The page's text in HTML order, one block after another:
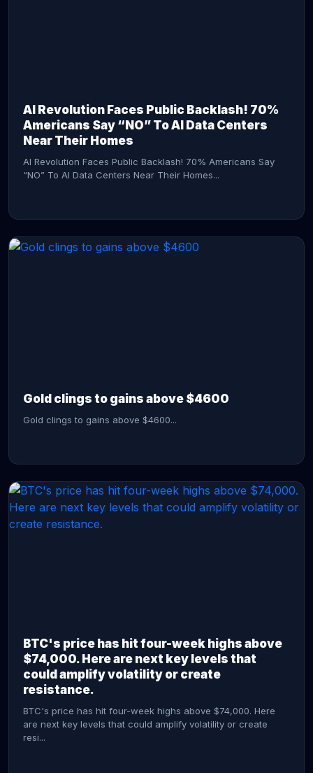
AI Revolution Faces Public Backlash! 70%
Americans Say “NO” To AI Data Centers
Near Their Homes
AI Revolution Faces Public Backlash! 70% Americans Say
“NO” To AI Data Centers Near Their Homes...
Gold clings to gains above $4600
Gold clings to gains above $4600...
BTC's price has hit four-week highs above
$74,000. Here are next key levels that
could amplify volatility or create
resistance.
BTC's price has hit four-week highs above $74,000. Here
are next key levels that could amplify volatility or create
resi...